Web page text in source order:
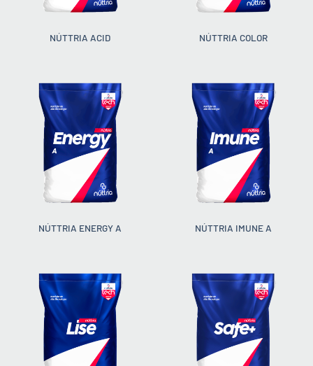
NÚTTRIA ACID NÚTTRIA COLOR
NÚTTRIA ENERGY A NÚTTRIA IMUNE A